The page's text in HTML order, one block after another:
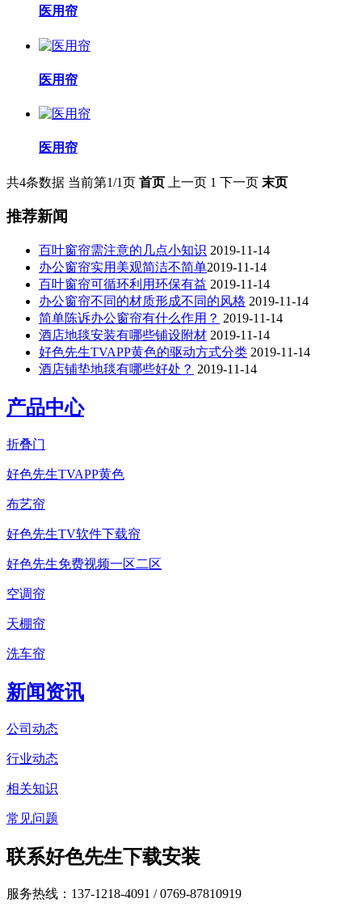
医用帘
医用帘
医用帘
共4条数据 当前第1/1页 首页 上一页 1 下一页 末页
推荐新闻
百叶窗帘需注意的几点小知识 2019-11-14
办公窗帘​实用美观简洁不简单​​2019-11-14
百叶窗帘可循环利用环保有益 2019-11-14
办公窗帘不同的材质形成不同的风格 2019-11-14
简单陈诉办公窗帘有什么作用？ 2019-11-14
酒店地毯安装有哪些铺设附材 2019-11-14
好色先生TVAPP黄色的驱动方式分类 2019-11-14
酒店铺垫地毯有哪些好处？ 2019-11-14
产品中心
折叠门
好色先生TVAPP黄色
布艺帘
好色先生TV软件下载帘
好色先生免费视频一区二区
空调帘
天棚帘
洗车帘
新闻资讯
公司动态
行业动态
相关知识
常见问题
联系好色先生下载安装
服务热线：137-1218-4091 / 0769-87810919